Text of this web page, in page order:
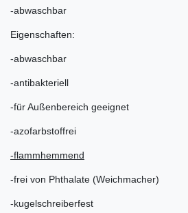
-abwaschbar
Eigenschaften:
-abwaschbar
-antibakteriell
-für Außenbereich geeignet
-azofarbstoffrei
-flammhemmend
-frei von Phthalate (Weichmacher)
-kugelschreiberfest